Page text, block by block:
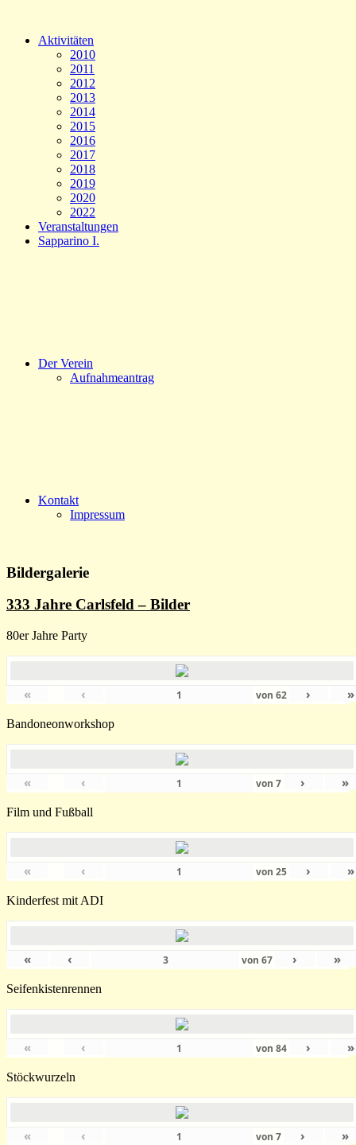
Aktivitäten
2010
2011
2012
2013
2014
2015
2016
2017
2018
2019
2020
2022
Veranstaltungen
Sapparino I.
Der Verein
Aufnahmeantrag
Kontakt
Impressum
Bildergalerie
333 Jahre Carlsfeld – Bilder
80er Jahre Party
« ‹ von 62 › »
Bandoneonworkshop
« ‹ von 7 › »
Film und Fußball
« ‹ von 25 › »
Kinderfest mit ADI
« ‹ von67 › »
Seifenkistenrennen
« ‹ von 84 › »
Stöckwurzeln
« ‹ von 7 › »